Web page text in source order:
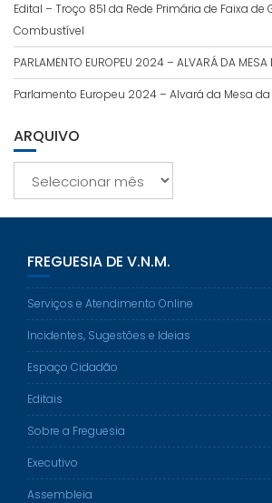
Edital – Troço 851 da Rede Primária de Faixa de
Combustível
PARLAMENTO EUROPEU 2024 – ALVARÁ DA
Parlamento Europeu 2024 – Alvará da Mesa da
ARQUIVO
FREGUESIA DE V.N.M.
Serviços e Atendimento Online
Incidentes, Sugestões e Ideias
Espaço Cidadão
Editais
Sobre a Freguesia
Executivo
Assembleia